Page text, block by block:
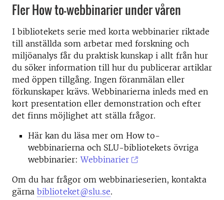
Fler How to-webbinarier under våren
I bibliotekets serie med korta webbinarier riktade
till anställda som arbetar med forskning och
miljöanalys får du praktisk kunskap i allt från hur
du söker information till hur du publicerar artiklar
med öppen tillgång. Ingen föranmälan eller
förkunskaper krävs. Webbinarierna inleds med en
kort presentation eller demonstration och efter
det finns möjlighet att ställa frågor.
Här kan du läsa mer om How to-
webbinarierna och SLU-bibliotekets övriga
webbinarier: Webbinarier
Om du har frågor om webbinarieserien, kontakta
gärna biblioteket@slu.se.